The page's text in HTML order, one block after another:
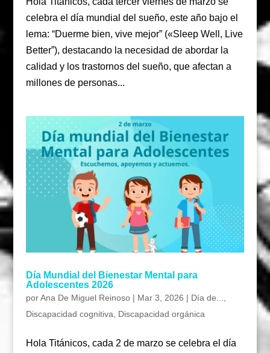
celebra el día mundial del sueño, este año bajo el
lema: “Duerme bien, vive mejor” («Sleep Well, Live
Better”), destacando la necesidad de abordar la
calidad y los trastornos del sueño, que afectan a
millones de personas...
Día Mundial del Bienestar Mental para
Adolescentes 2026
porAna De Miguel Reinoso| Mar 3, 2026 | Día de...
Discapacidad cognitiva
Discapacidad orgánica
Hola Titánicos, cada 2 de marzo se celebra el día